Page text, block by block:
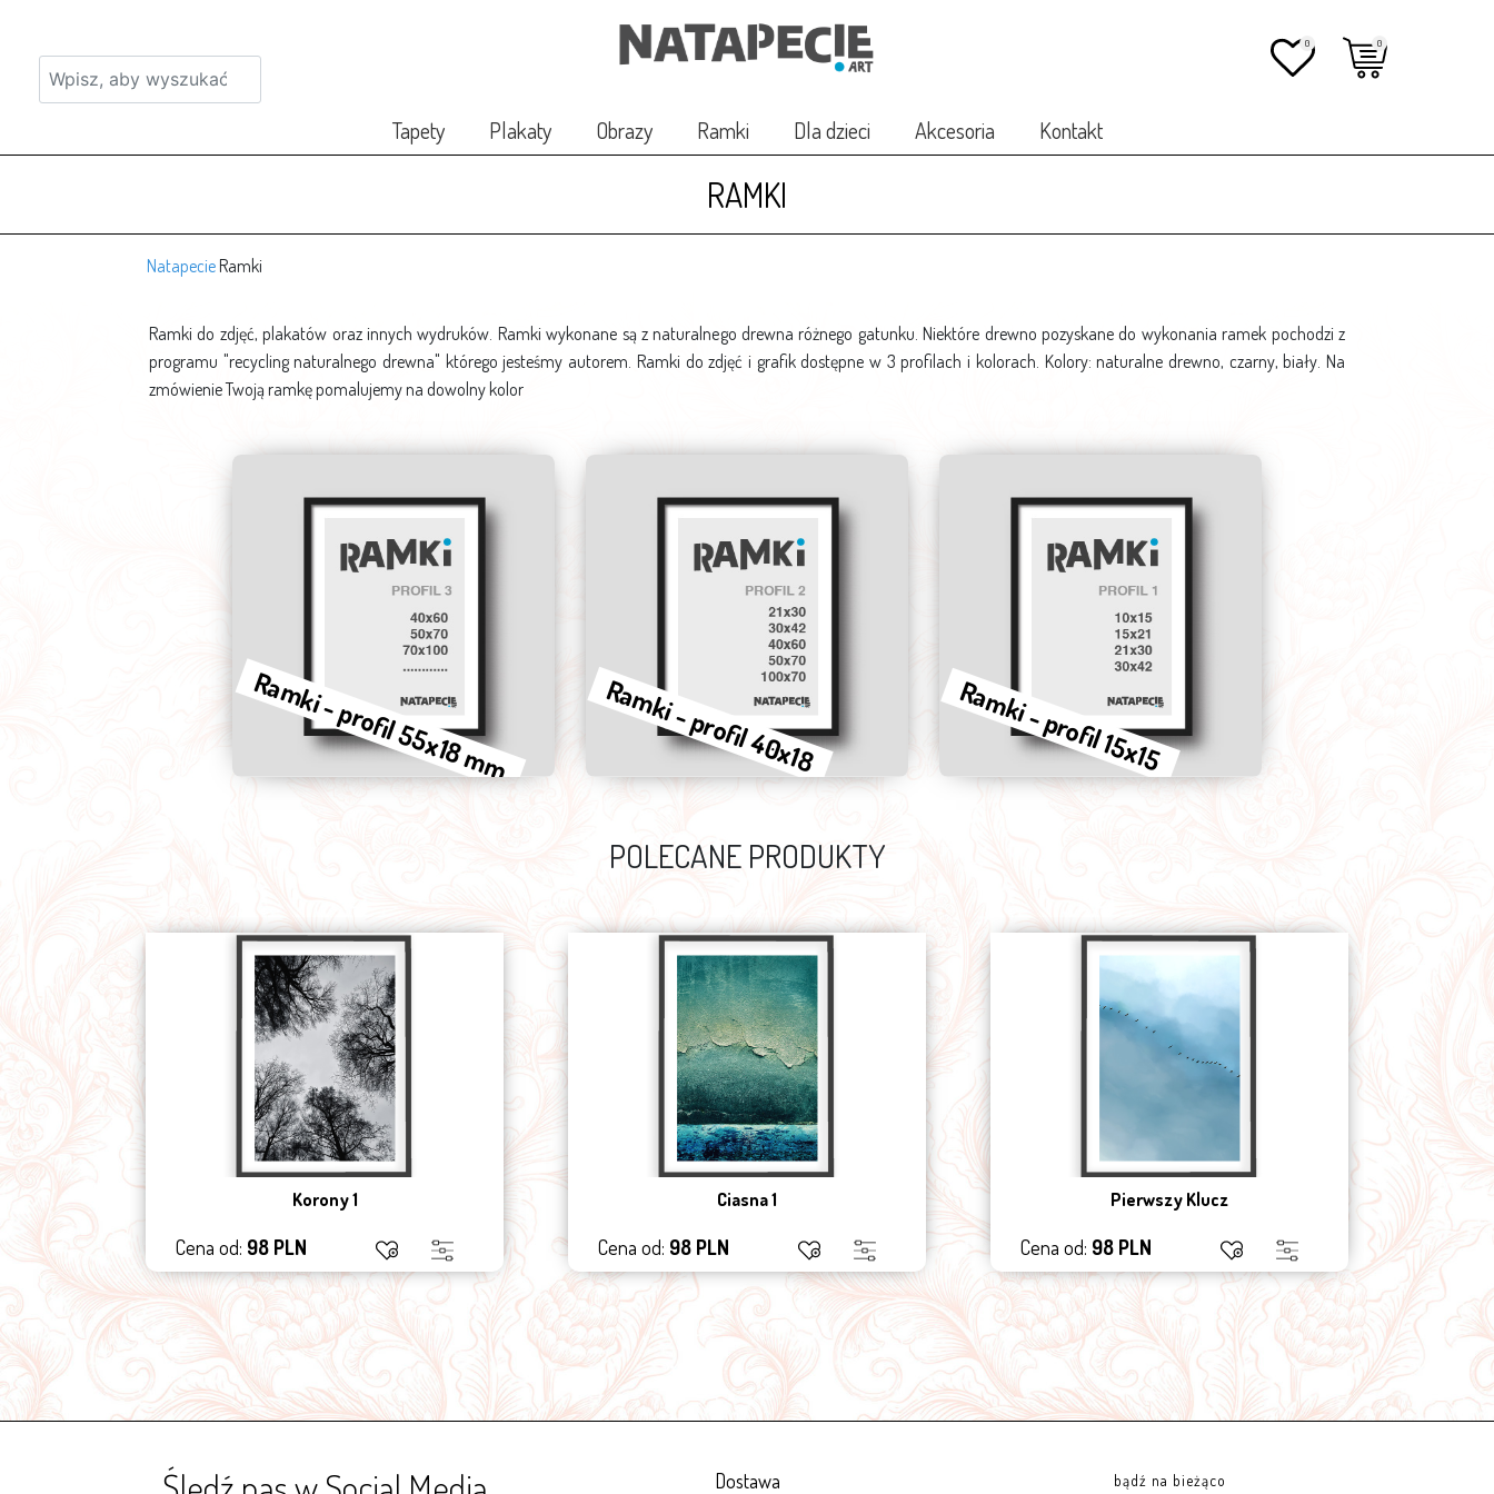
0 0
Tapety Plakaty Obrazy Ramki Dla dzieci Akcesoria Kontakt
RAMKI
NatapecieRamki
Ramki do zdjęć, plakatów oraz innych wydruków. Ramki wykonane są z naturalnego drewna różnego gatunku. Niektóre drewno pozyskane do wykonania ramek pochodzi z
programu "recycling naturalnego drewna" którego jesteśmy autorem. Ramki do zdjęć i grafik dostępne w 3 profilach i kolorach. Kolory: naturalne drewno, czarny, biały. Na
zmówienie Twoją ramkę pomalujemy na dowolny kolor
Ramki - profil 55x18 mm Ramki - profil 40x18 Ramki - profil 15x15
POLECANE PRODUKTY
Korony 1
Cena od: 98 PLN
Ciasna 1
Cena od: 98 PLN
Pierwszy Klucz
Cena od: 98 PLN Cena
Dostawa bądź na bieżąco